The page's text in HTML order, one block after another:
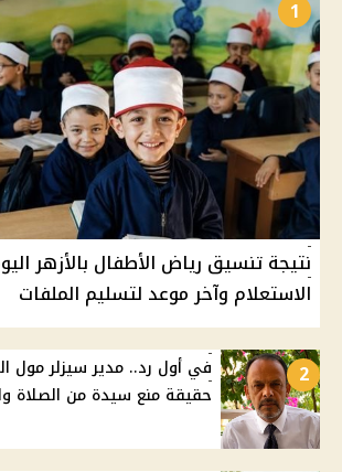
1
نتيجة تنسيق رياض الأطفال بالأزهر
الاستعلام وآخر موعد لتسليم الملفات
2
في أول رد.. مدير سيزلر مول
حقيقة منع سيدة من الصلاة